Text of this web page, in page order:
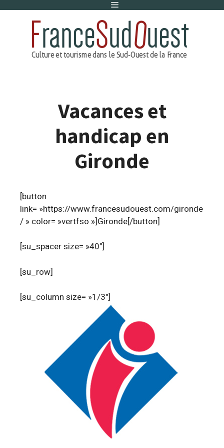
Menu
Vacances et
handicap en
Gironde
[button
link= »https://www.francesudouest.com/gironde
/ » color= »vertfso »]Gironde[/button]
[su_spacer size= »40″]
[su_row]
[su_column size= »1/3″]